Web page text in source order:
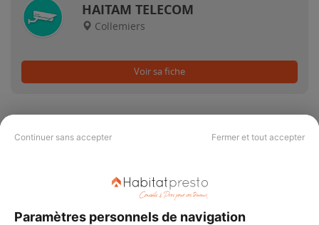
Continuer sans accepter Fermer et tout accepter
Paramètres personnels de navigation
HAITAM TELECOM
Collemiers
Voir sa fiche
PAS LE TEMPS DE
CHERCHER ?